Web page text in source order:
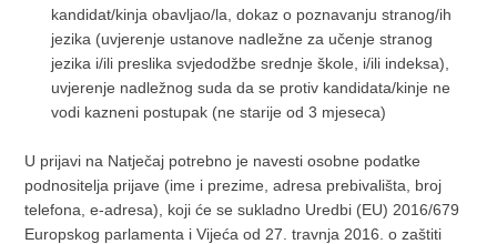
kandidat/kinja obavljao/la, dokaz o poznavanju stranog/ih
jezika (uvjerenje ustanove nadležne za učenje stranog
jezika i/ili preslika svjedodžbe srednje škole, i/ili indeksa),
uvjerenje nadležnog suda da se protiv kandidata/kinje ne
vodi kazneni postupak (ne starije od 3 mjeseca)
U prijavi na Natječaj potrebno je navesti osobne podatke
podnositelja prijave (ime i prezime, adresa prebivališta, broj
telefona, e-adresa), koji će se sukladno Uredbi (EU) 2016/679
Europskog parlamenta i Vijeća od 27. travnja 2016. o zaštiti